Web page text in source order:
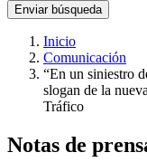
Enviar búsqueda
Inicio
Comunicación
“En un siniestro
slogan de la
Tráfico
Notas de